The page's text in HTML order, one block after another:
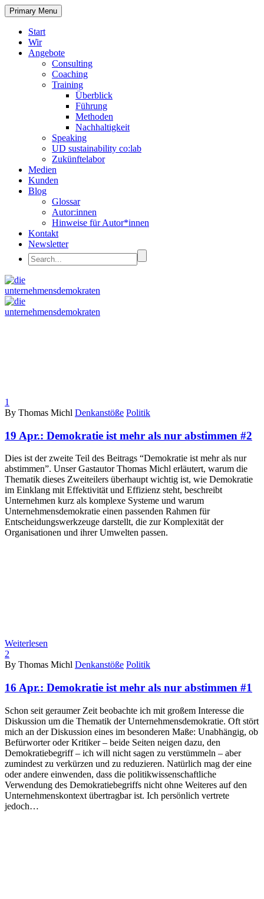
Primary Menu
Start
Wir
Angebote
Consulting
Coaching
Training
Überblick
Führung
Methoden
Nachhaltigkeit
Speaking
UD sustainability co:lab
Zukünftelabor
Medien
Kunden
Blog
Glossar
Autor:innen
Hinweise für Autor*innen
Kontakt
Newsletter
1
By Thomas Michl Denkanstöße Politik
19 Apr.: Demokratie ist mehr als nur abstimmen #2
Dies ist der zweite Teil des Beitrags “Demokratie ist mehr als nur
abstimmen”. Unser Gastautor Thomas Michl erläutert, warum die
Thematik dieses Zweiteilers überhaupt wichtig ist, wie Demokratie
im Einklang mit Effektivität und Effizienz steht, beschreibt
Unternehmen kurz als komplexe Systeme und warum
Unternehmensdemokratie einen passenden Rahmen für
Entscheidungswerkzeuge darstellt, die zur Komplexität der
Organisationen und ihrer Umwelten passen.
Weiterlesen
2
By Thomas Michl Denkanstöße Politik
16 Apr.: Demokratie ist mehr als nur abstimmen #1
Schon seit geraumer Zeit beobachte ich mit großem Interesse die
Diskussion um die Thematik der Unternehmensdemokratie. Oft stört
mich an der Diskussion eines im besonderen Maße: Unabhängig, ob
Befürworter oder Kritiker – beide Seiten neigen dazu, den
Demokratiebegriff – ich will nicht sagen zu verstümmeln – aber
zumindest zu verkürzen und zu reduzieren. Natürlich mag der eine
oder andere einwenden, dass die politikwissenschaftliche
Verwendung des Demokratiebegriffs nicht ohne Weiteres auf den
Unternehmenskontext übertragbar ist. Ich persönlich vertrete
jedoch…